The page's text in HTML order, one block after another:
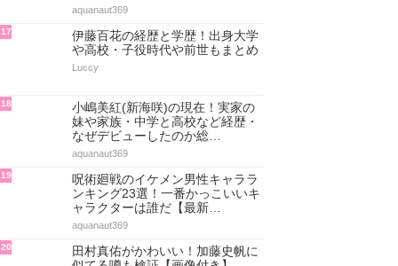
aquanaut369
17
伊藤百花の経歴と学歴！出身大学
や高校・子役時代や前世もまとめ
Luccy
18
小嶋美紅(新海咲)の現在！実家の
妹や家族・中学と高校など経歴・
なぜデビューしたのか総…
aquanaut369
19
呪術廻戦のイケメン男性キャララ
ンキング23選！一番かっこいいキ
ャラクターは誰だ【最新…
aquanaut369
20
田村真佑がかわいい！加藤史帆に